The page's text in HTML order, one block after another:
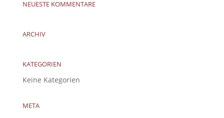
NEUESTE KOMMENTARE
ARCHIV
KATEGORIEN
Keine Kategorien
META